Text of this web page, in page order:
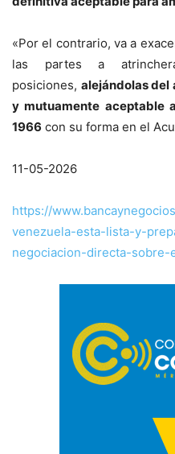
«Por el contrario, va a
las partes a
posiciones, alejándolas
y mutuamente aceptable
1966 con su forma en el
11-05-2026
https://
venezuela-esta-lista-y-
negociacion-directa-sobre-